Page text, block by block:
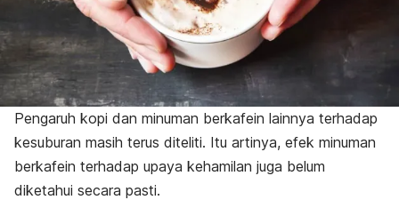
Pengaruh kopi dan minuman berkafein lainnya terhadap
kesuburan masih terus diteliti. Itu artinya, efek minuman
berkafein terhadap upaya kehamilan juga belum
diketahui secara pasti.